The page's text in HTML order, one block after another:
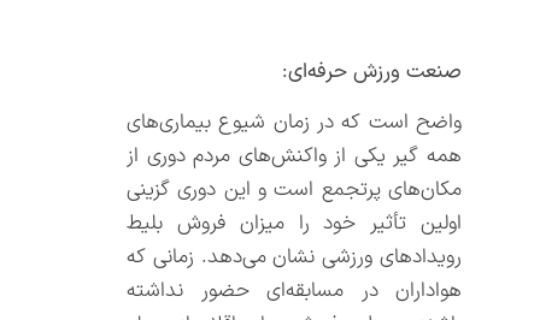
صنعت ورزش حرفه‌ای:
واضح است که در زمان شیوع بیماری‌های
همه گیر یکی از واکنش‌های مردم دوری از
مکان‌های پرتجمع است و این دوری گزینی
اولین تأثیر خود را میزان فروش بلیط
رویدادهای ورزشی نشان می‌دهد. زمانی که
هواداران در مسابقه‌ای حضور نداشته